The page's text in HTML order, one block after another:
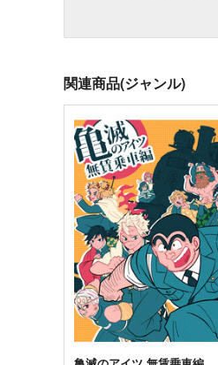
関連商品(ジャンル)